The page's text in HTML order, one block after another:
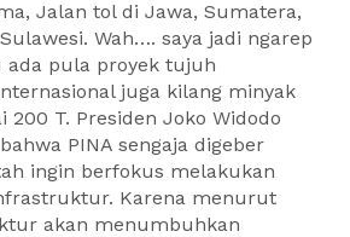
Jalan tol di Jawa, Sumatera,
Wah…. saya jadi ngarep
ada pula proyek tujuh
juga kilang minyak
200 T. Presiden Joko Widodo
PINA sengaja digeber
ingin berfokus melakukan
Karena menurut
akan menumbuhkan